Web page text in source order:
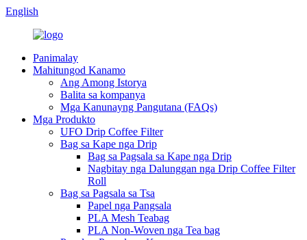
English
Panimalay
Mahitungod Kanamo
Ang Among Istorya
Balita sa kompanya
Mga Kanunayng Pangutana (FAQs)
Mga Produkto
UFO Drip Coffee Filter
Bag sa Kape nga Drip
Bag sa Pagsala sa Kape nga Drip
Nagbitay nga Dalunggan nga Drip Coffee Filter
Roll
Bag sa Pagsala sa Tsa
Papel nga Pangsala
PLA Mesh Teabag
PLA Non-Woven nga Tea bag